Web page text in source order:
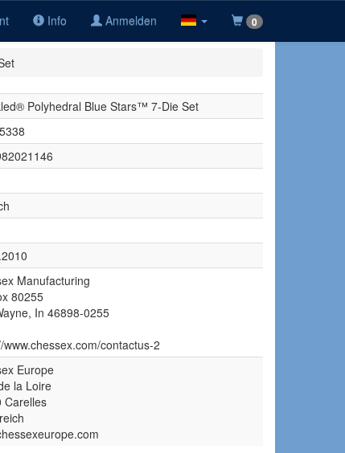
Info Anmelden 0
Polyhedral Blue Stars™ 7-Die Set
Manufacturing
80255
In 46898-0255
www.chessex.com/contactus-2
Europe
la Loire
Carelles